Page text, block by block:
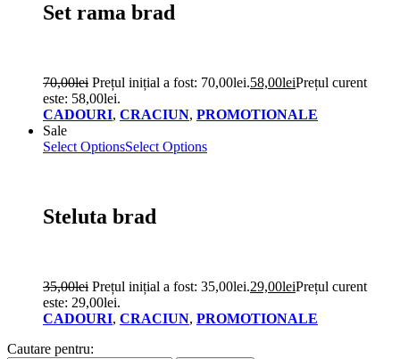
Set rama brad
70,00lei Prețul inițial a fost: 70,00lei.58,00leiPrețul curent
este: 58,00lei.
CADOURI, CRACIUN, PROMOTIONALE
Sale
Select OptionsSelect Options
Steluta brad
35,00lei Prețul inițial a fost: 35,00lei.29,00leiPrețul curent
este: 29,00lei.
CADOURI, CRACIUN, PROMOTIONALE
Cautare pentru: